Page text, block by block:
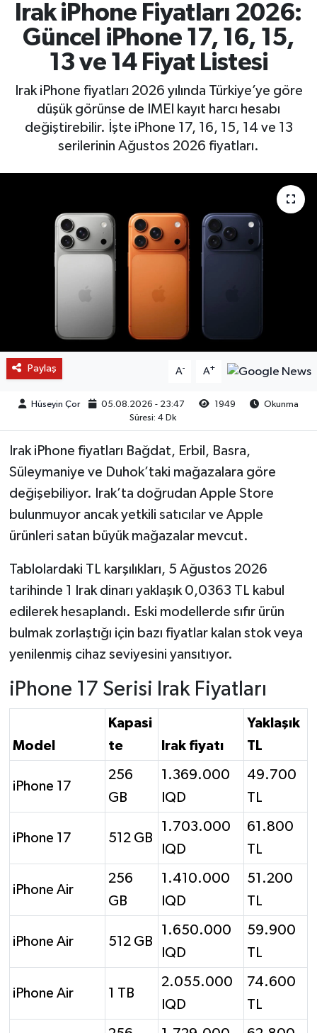
Irak iPhone Fiyatları 2026:
Güncel iPhone 17, 16, 15,
13 ve 14 Fiyat Listesi
Irak iPhone fiyatları 2026 yılında Türkiye’ye göre
düşük görünse de IMEI kayıt harcı hesabı
değiştirebilir. İşte iPhone 17, 16, 15, 14 ve 13
serilerinin Ağustos 2026 fiyatları.
Paylaş A- A+
Hüseyin Çor 05.08.2026 - 23:47 1949
Okunma
Süresi: 4 Dk
Irak iPhone fiyatları Bağdat, Erbil, Basra,
Süleymaniye ve Duhok’taki mağazalara göre
değişebiliyor. Irak’ta doğrudan Apple Store
bulunmuyor ancak yetkili satıcılar ve Apple
ürünleri satan büyük mağazalar mevcut.
Tablolardaki TL karşılıkları, 5 Ağustos 2026
tarihinde 1 Irak dinarı yaklaşık 0,0363 TL kabul
edilerek hesaplandı. Eski modellerde sıfır ürün
bulmak zorlaştığı için bazı fiyatlar kalan stok veya
yenilenmiş cihaz seviyesini yansıtıyor.
iPhone 17 Serisi Irak Fiyatları
Model
Kapasi
te
Irak fiyatı
Yaklaşık
TL
iPhone 17
256
GB
1.369.000
IQD
49.700
TL
iPhone 17 512 GB
1.703.000
IQD
61.800
TL
iPhone Air
256
GB
1.410.000
IQD
51.200
TL
iPhone Air 512 GB
1.650.000
IQD
59.900
TL
iPhone Air 1 TB
2.055.000
IQD
74.600
TL